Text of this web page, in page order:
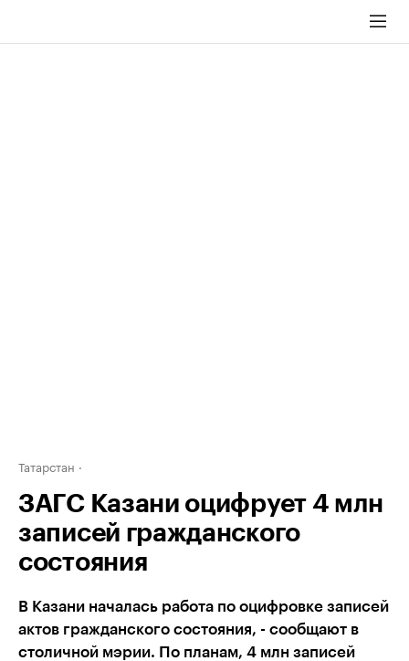
Татарстан
ЗАГС Казани оцифрует 4 млн
записей гражданского
состояния
В Казани началась работа по оцифровке записей
актов гражданского состояния, - сообщают в
столичной мэрии. По планам, 4 млн записей